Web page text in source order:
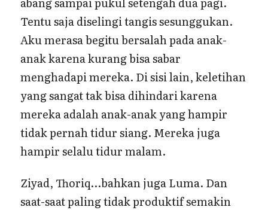
Tentu saja diselingi tangis sesunggukan.
Aku merasa begitu bersalah pada anak-
anak karena kurang bisa sabar
menghadapi mereka. Di sisi lain, keletihan
yang sangat tak bisa dihindari karena
mereka adalah anak-anak yang hampir
tidak pernah tidur siang. Mereka juga
hampir selalu tidur malam.
Ziyad, Thoriq…bahkan juga Luma. Dan
saat-saat paling tidak produktif semakin